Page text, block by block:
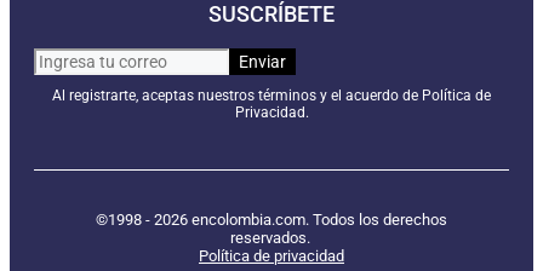
SUSCRÍBETE
Al registrarte, aceptas nuestros términos y el acuerdo de Política de
Privacidad.
©1998 - 2026 encolombia.com. Todos los derechos
reservados.
Política de privacidad